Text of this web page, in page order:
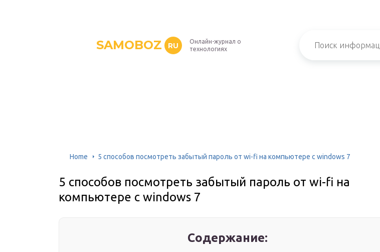
SAMOBOZ RU
Онлайн-журнал о
технологиях
Home 5 способов посмотреть забытый пароль от wi-fi на компьютере с windows 7
5 способов посмотреть забытый пароль от wi-fi на
компьютере с windows 7
Содержание: